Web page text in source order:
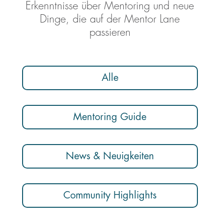
Erkenntnisse über Mentoring und neue
Dinge, die auf der Mentor Lane
passieren
Alle
Mentoring Guide
News & Neuigkeiten
Community Highlights